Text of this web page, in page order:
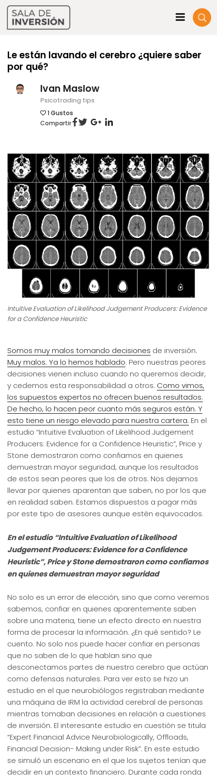
Le están lavando el cerebro ¿quiere saber
por qué?
Ivan Maslow
Psicotrading tips
1Gustos
Compartir
Intuitive Evaluation of Likelihood Judgement Producers: Evidence
for a Confidence Heuristic
Somos muy malos tomando decisiones de inversión.
Muy malos. Ya lo hemos hablado. Pero nuestras peores
decisiones vienen incluso cuando no queremos decidir,
y cedemos esta responsabilidad a otros. Como vimos,
los supuestos expertos no ofrecen buenos resultados.
De hecho, lo hacen peor cuanto más seguros están. Y
esto tiene un riesgo elevado para nuestra cartera. En el
estudio “Intuitive Evaluation of Likelihood Judgement
Producers: Evidence for a Confidence Heuristic”, Price y
Stone demostraron como confiamos en quienes
demuestran mayor seguridad, aunque los resultados
de estos sean peores que los de otros. Nos dejamos
llevar por quienes aparentan que saben, no por los que
en realidad saben. Estamos dispuestos a pagar más
por este tipo de asesores aunque estén equivocados.
En el estudio “Intuitive Evaluation of Likelihood
Judgement Producers: Evidence for a Confidence
Heuristic”, Price y Stone demostraron como confiamos
en quienes demuestran mayor seguridad
No solo es un error de elección, sino que como veremos
sabemos, confiar en quienes aparentemente saben
sobre una materia, tiene un efecto directo en nuestra
forma de procesar la información. ¿En qué sentido? Le
cuento. No solo nos puede hacer confiar en personas
que no saben de lo que hablan sino que
desconectamos partes de nuestro cerebro que actúan
como defensas naturales. Para ver esto se hizo un
estudio en el que neurobiólogos registraban mediante
una máquina de IRM la actividad cerebral de personas
mientras tomaban decisiones en relación a cuestiones
de inversión. El interesante estudio en cuestión se titula
“Expert Financial Advice Neurobiologically, Offloads,
Financial Decision- Making under Risk”. En este estudio
se simuló un escenario en el que los sujetos tenían que
decidir en un contexto financiero. Durante cada ronda